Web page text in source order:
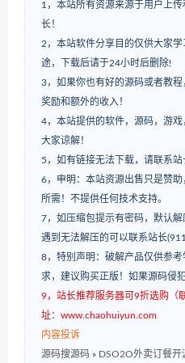
1，本站所有资源来源于用户上
长！
2，本站软件分享目的仅供大家
途，下载后请于24小时后删除!
3，如果你也有好的源码或者教
奖励和额外的收入！
4，本站提供的软件，源码，游
大家谅解！
5，如有链接无法下载，请联系站
6，申明：本站资源出售只是赞
所需！不提供任何技术支持。
7，如压缩包提示有密码，默认解
遇到无法解压的可以联系站长
8，特别声明：破解产品仅供参
求，建议购买正版！如果源码侵
9，站长推荐服务器可9折选购（
址：www.chaohuiyun.com
内容投诉
源码搜源码 » DSO2O外卖订餐